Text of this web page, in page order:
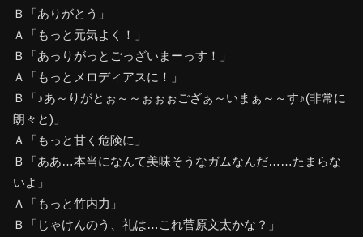
Ｂ「ありがとう」
Ａ「もっと元気よく！」
Ｂ「あっりがっとごっざいまーっす！」
Ａ「もっとメロディアスに！」
Ｂ「♪あ～りがとぉ～～ぉぉぉござぁ～いまぁ～～す♪(非常に
朗々と)」
Ａ「もっと甘く危険に」
Ｂ「ああ…本当になんて美味そうなガムなんだ……たまらな
いよ」
Ａ「もっと竹内力」
Ｂ「じゃけんのう、礼は…これ菅原文太かな？」